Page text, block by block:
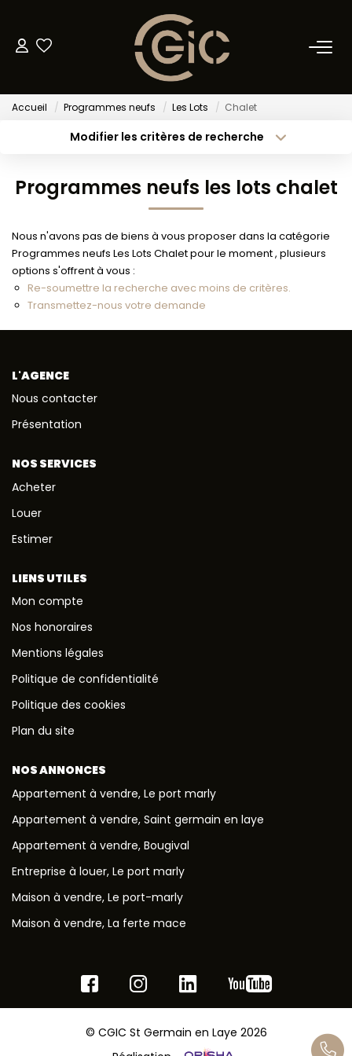
NOS BIENS
Acheter
Louer
METTRE EN LOCATION
GESTION LOCATIVE
BIENS VENDUS
Accueil Programmes neufs Les Lots Chalet
Modifier les critères de recherche
Sélectionnez...
Type de bien
Budget max Plus de critères
Programmes neufs les lots chalet
Nous n'avons pas de biens à vous proposer dans la catégorie
Programmes neufs Les Lots Chalet pour le moment , plusieurs
options s'offrent à vous :
Re-soumettre la recherche avec moins de critères.
Transmettez-nous votre demande
L'AGENCE
Nous contacter
Présentation
NOS SERVICES
Acheter
Louer
Estimer
LIENS UTILES
Mon compte
Nos honoraires
Mentions légales
Politique de confidentialité
Politique des cookies
Plan du site
NOS ANNONCES
Appartement à vendre, Le port marly
Appartement à vendre, Saint germain en laye
Appartement à vendre, Bougival
Entreprise à louer, Le port marly
Maison à vendre, Le port-marly
Maison à vendre, La ferte mace
© CGIC St Germain en Laye 2026